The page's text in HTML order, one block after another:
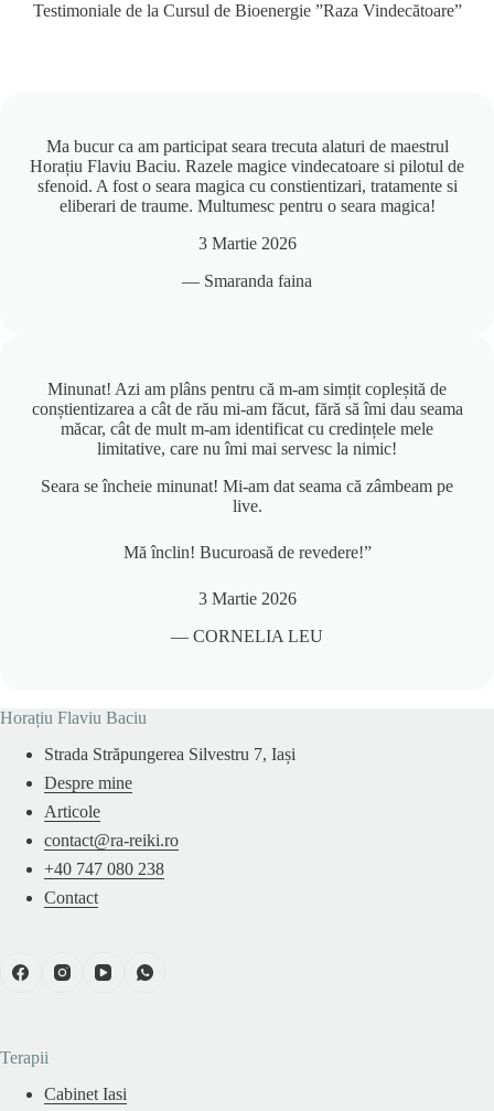
Testimoniale de la Cursul de Bioenergie ”Raza Vindecătoare”
Ma bucur ca am participat seara trecuta alaturi de maestrul
Horațiu Flaviu Baciu. Razele magice vindecatoare si pilotul de
sfenoid. A fost o seara magica cu constientizari, tratamente si
eliberari de traume. Multumesc pentru o seara magica!
3 Martie 2026
— Smaranda faina
Minunat! Azi am plâns pentru că m-am simțit copleșită de
conștientizarea a cât de rău mi-am făcut, fără să îmi dau seama
măcar, cât de mult m-am identificat cu credințele mele
limitative, care nu îmi mai servesc la nimic!
Seara se încheie minunat! Mi-am dat seama că zâmbeam pe
live.
Mă înclin! Bucuroasă de revedere!”
3 Martie 2026
— CORNELIA LEU
Horațiu Flaviu Baciu
Strada Străpungerea Silvestru 7, Iași
Despre mine
Articole
contact@ra-reiki.ro
+40 747 080 238
Contact
Terapii
Cabinet Iasi